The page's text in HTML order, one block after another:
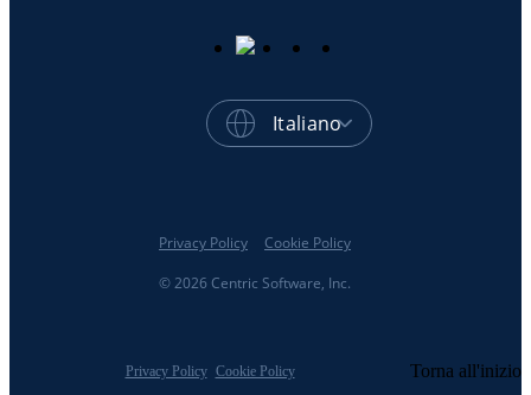
Italiano
© 2026 Centric Software, Inc.
Privacy Policy Cookie Policy
Privacy Policy Cookie Policy Torna all'inizio